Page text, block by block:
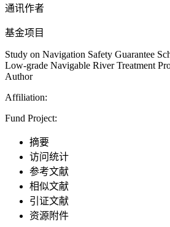
通讯作者
基金项目
Study on Navigation Safety Guarantee
Low-grade Navigable River Treatment
Author
Affiliation:
Fund Project:
摘要
访问统计
参考文献
相似文献
引证文献
资源附件